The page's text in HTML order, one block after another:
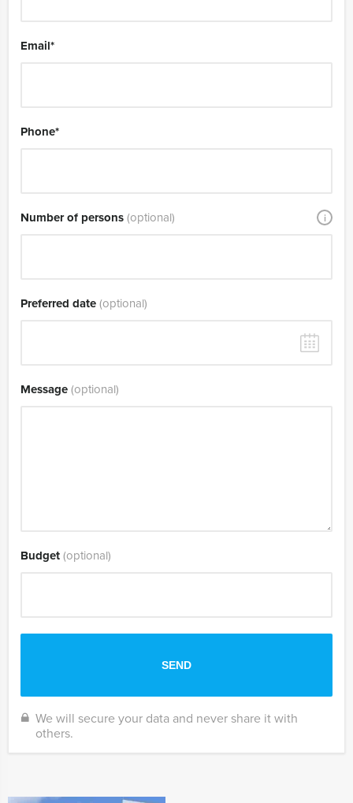
Email*
Phone*
Number of persons(optional) i
Preferred date(optional)
Message(optional)
Budget(optional)
We will secure your data and never share it with
others.